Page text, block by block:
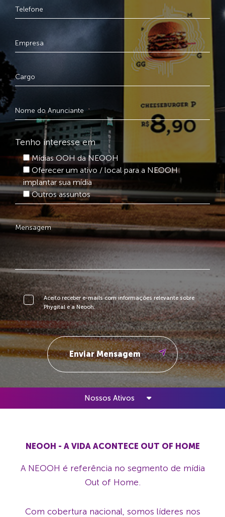
Tenho interesse em
Mídias OOH da NEOOH
Oferecer um ativo / local para a NEOOH
implantar sua mídia
Outros assuntos
Aceito receber e-mails com informações relevante sobre
Phygital e a Neooh.
Nossos Ativos
NEOOH - A VIDA ACONTECE OUT OF HOME
A NEOOH é referência no segmento de mídia
Out of Home.
Com cobertura nacional, somos líderes nos